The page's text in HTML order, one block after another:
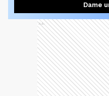
Dame
Ads